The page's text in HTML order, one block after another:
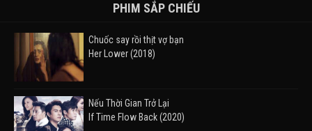
PHIM SẮP CHIẾU
Chuốc say rồi thịt vợ bạn
Her Lower (2018)
Nếu Thời Gian Trở Lại
If Time Flow Back (2020)